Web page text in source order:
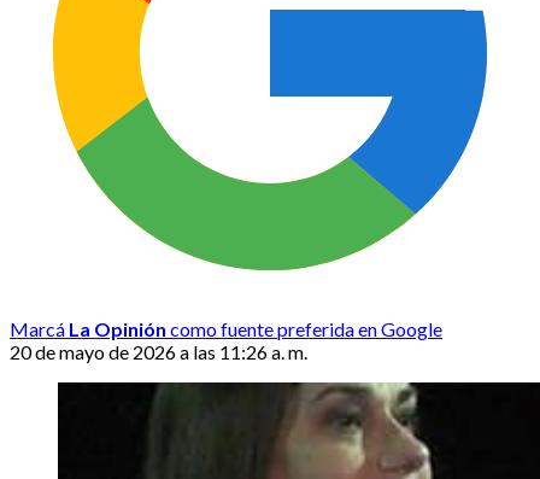
Marcá La Opinión como fuente preferida en Google
20 de mayo de 2026 a las 11:26 a. m.